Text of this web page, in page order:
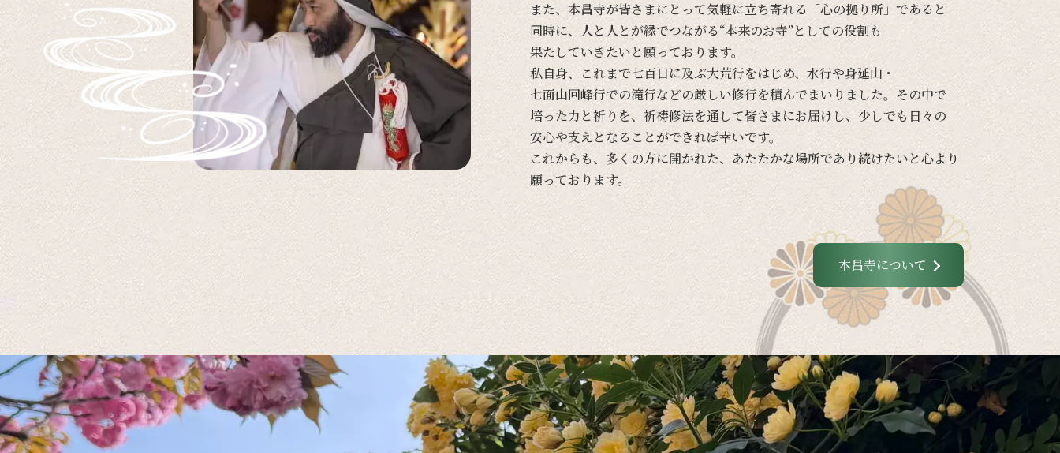
また、 本昌寺が皆さまにとって気軽に立ち寄れる 「心の拠り所」であると
同時に、 人と 人とが縁でつながる“本来のお寺”と しての役割も
果たしていきたいと願っております。
私自身、
これまで七百日に及ぶ大荒行をはじめ、 水行や身延山・
七面山回峰行での滝行などの厳しい修行を積んでまいりました。 その中で
培った力と祈りを、 祈祷修法を通して皆さまにお届けし、少しでも 日々の
安心や支えとなる ことができれば幸いです。
これからも、 多くの方に開かれた、 あたたかな場所であり続けたいと心より
願っております。
本昌寺について